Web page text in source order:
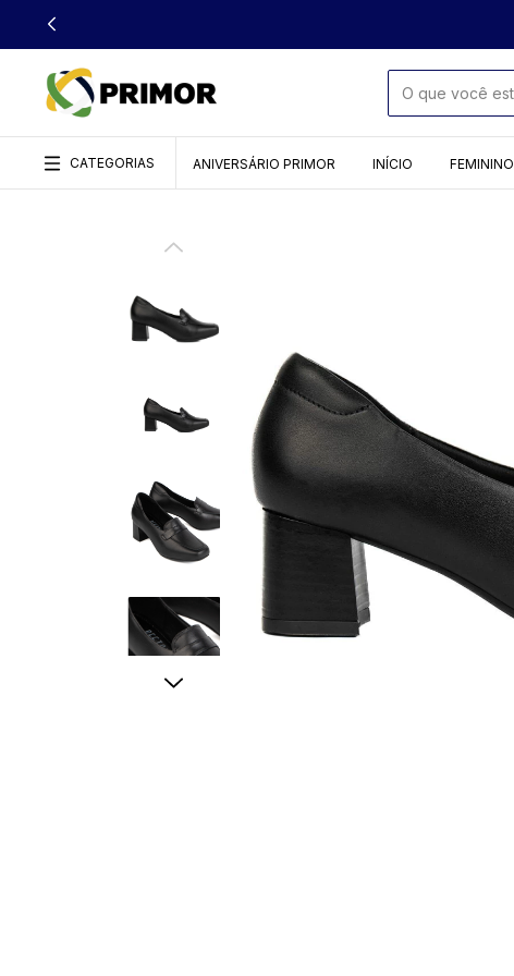
CATEGORIAS ANIVERSÁRIO PRIMOR INÍCIO FEMININO